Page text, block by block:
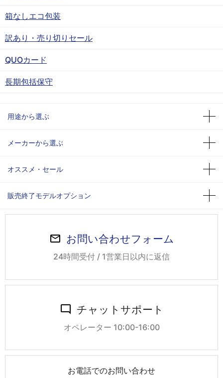
箱なしエコ包装
訳あり・売り切りセール
QUOカード
長期包括保守
用途から選ぶ
メーカーから選ぶ
オススメ・セール
販売終了モデルオプション
お問い合わせフォーム
24時間受付 / 1営業日以内に返信
チャットサポート
オペレーター 10:00-16:00
お電話でのお問い合わせ